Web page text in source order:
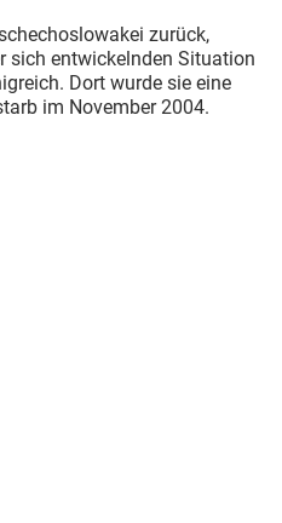
zurück,
sich entwickelnden Situation
Dort wurde sie eine
im November 2004.